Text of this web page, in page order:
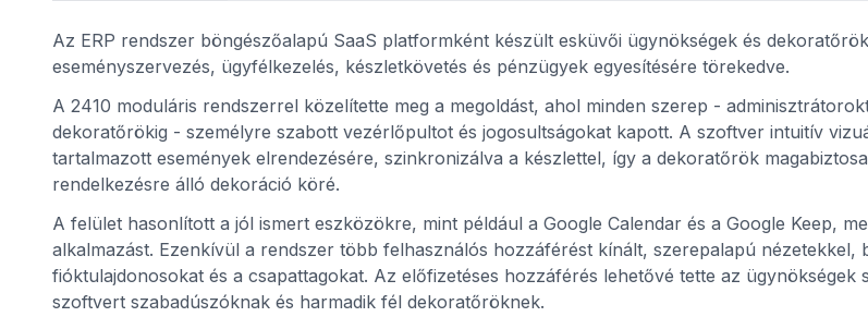
Az ERP rendszer böngészőalapú SaaS platformként készült esküvői ügynökségek és
eseményszervezés, ügyfélkezelés, készletkövetés és pénzügyek egyesítésére törekedve.
A 2410 moduláris rendszerrel közelítette meg a megoldást, ahol minden szerep -
dekoratőrökig - személyre szabott vezérlőpultot és jogosultságokat kapott. A szoftver intuitív
tartalmazott események elrendezésére, szinkronizálva a készlettel, így a dekoratőrök
rendelkezésre álló dekoráció köré.
A felület hasonlított a jól ismert eszközökre, mint például a Google Calendar és a Google Keep,
alkalmazást. Ezenkívül a rendszer több felhasználós hozzáférést kínált, szerepalapú nézetekkel,
fióktulajdonosokat és a csapattagokat. Az előfizetéses hozzáférés lehetővé tette az ügynökségek
szoftvert szabadúszóknak és harmadik fél dekoratőröknek.